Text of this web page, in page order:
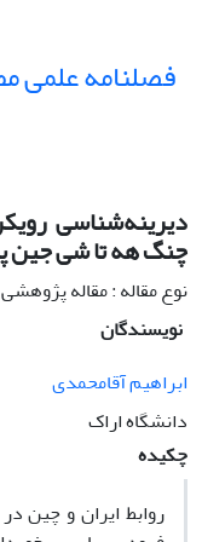
فصلنامه علمی
دیرینه‌شناسی
چنگ هه تا شی جین
نوع مقاله : مقاله پژوهشی
نویسندگان
ابراهیم آقامحمدی
دانشگاه اراک
چکیده
روابط ایران و چین